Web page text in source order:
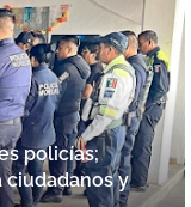
policías;
ciudadanos y